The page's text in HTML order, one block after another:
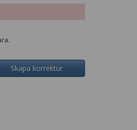
Skapa korrektur